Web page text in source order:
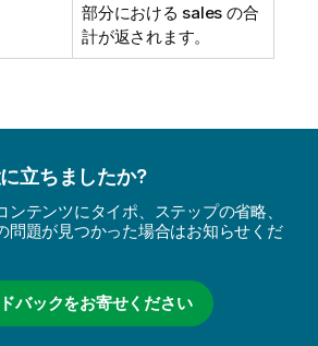
部分における sales の合
計が返されます。
立ちましたか?
ンテンツにタイポ、ステップの省略、
問題が見つかった場合はお知らせくだ
バックをお寄せください